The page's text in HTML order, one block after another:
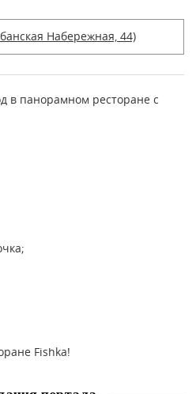
Набережная, 44)
в панорамном ресторане с